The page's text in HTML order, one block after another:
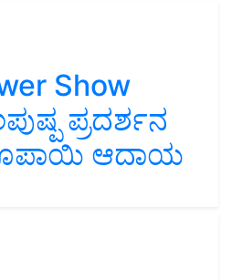
Show
ಪ್ರದರ್ಶನ
ಆದಾಯ